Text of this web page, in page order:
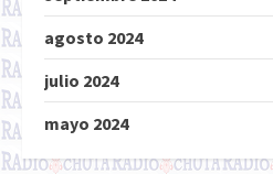
agosto 2024
julio 2024
mayo 2024